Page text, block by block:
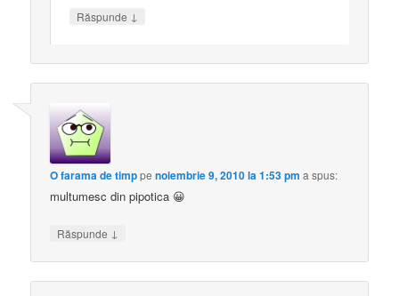
Răspunde ↓
O farama de timppenoiembrie 9, 2010 la 1:53 pm a spus:
multumesc din pipotica 😀
Răspunde ↓